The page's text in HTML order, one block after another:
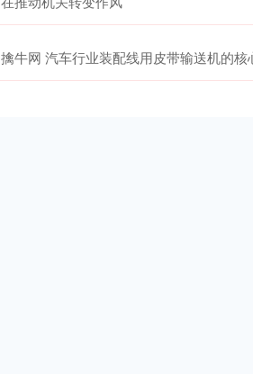
擒牛网 汽车行业装配线用皮带输送机的核